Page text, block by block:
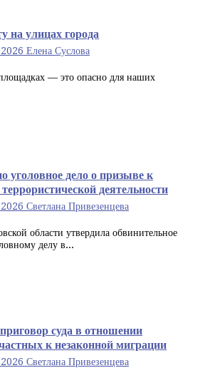
на улицах города
Елена Суслова
— это опасно для наших
уголовное дело о призыве к
деятельности
Светлана Привезенцева
области утвердила обвинительное
делу в...
суда в отношении
к незаконной миграции
Светлана Привезенцева